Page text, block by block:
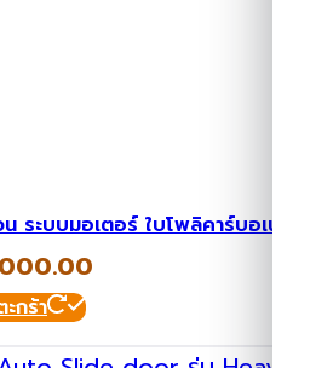
ระบบมอเตอร์ ใบโพลิคาร์บอเนต
กร้า